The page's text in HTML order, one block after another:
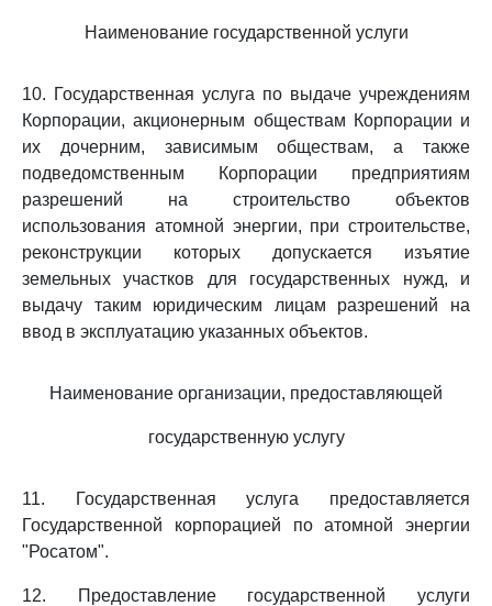
Наименование государственной услуги
10. Государственная услуга по выдаче учреждениям
Корпорации, акционерным обществам Корпорации и
их дочерним, зависимым обществам, а также
подведомственным Корпорации предприятиям
разрешений на строительство объектов
использования атомной энергии, при строительстве,
реконструкции которых допускается изъятие
земельных участков для государственных нужд, и
выдачу таким юридическим лицам разрешений на
ввод в эксплуатацию указанных объектов.
Наименование организации, предоставляющей
государственную услугу
11. Государственная услуга предоставляется
Государственной корпорацией по атомной энергии
"Росатом".
12. Предоставление государственной услуги